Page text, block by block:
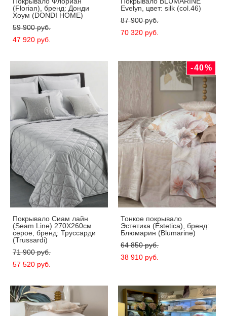
(Florian), бренд: Донди
Хоум (DONDI HOME)
59 900 pуб.
47 920 pуб.
Evelyn, цвет: silk (col.46)
87 900 pуб.
70 320 pуб.
Покрывало Сиам лайн
(Seam Line) 270X260см
серое, бренд: Труссарди
(Trussardi)
71 900 pуб.
57 520 pуб.
-40%
Тонкое покрывало
Эстетика (Estetica), бренд:
Блюмарин (Blumarine)
64 850 pуб.
38 910 pуб.